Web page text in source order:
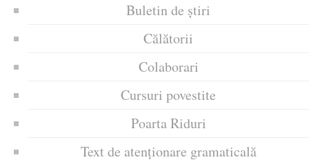
Buletin de știri
Călătorii
Colaborari
Cursuri povestite
Poarta Riduri
Text de atenționare gramaticală